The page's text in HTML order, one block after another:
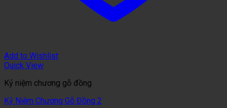
Add to Wishlist
Quick View
Kỷ niệm chương gỗ đồng
Kỷ Niệm Chương Gỗ Đồng 2